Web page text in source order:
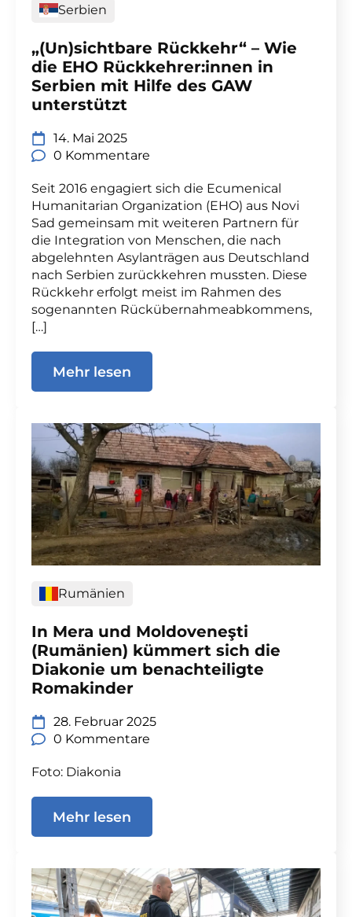
Serbien
„(Un)sichtbare Rückkehr“ – Wie
die EHO Rückkehrer:innen in
Serbien mit Hilfe des GAW
unterstützt
14. Mai 2025
0 Kommentare
Seit 2016 engagiert sich die Ecumenical
Humanitarian Organization (EHO) aus Novi
Sad gemeinsam mit weiteren Partnern für
die Integration von Menschen, die nach
abgelehnten Asylanträgen aus Deutschland
nach Serbien zurückkehren mussten. Diese
Rückkehr erfolgt meist im Rahmen des
sogenannten Rückübernahmeabkommens,
[…]
Mehr lesen
Rumänien
In Mera und Moldoveneşti
(Rumänien) kümmert sich die
Diakonie um benachteiligte
Romakinder
28. Februar 2025
0 Kommentare
Foto: Diakonia
Mehr lesen